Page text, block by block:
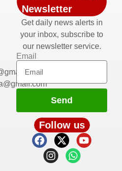
Newsletter
Get daily news alerts in
your inbox, subscribe to
our newsletter service.
Email
Send
Follow us